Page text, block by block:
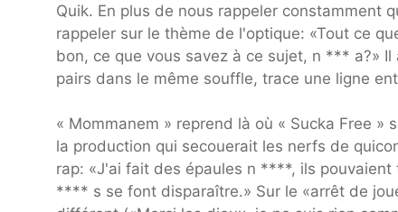
Quik. En plus de nous rappeler constamment
rappeler sur le thème de l'optique: «Tout ce
bon, ce que vous savez à ce sujet, n *** a?»
pairs dans le même souffle, trace une ligne
« Mommanem » reprend là où « Sucka Free
la production qui secouerait les nerfs de
rap: «J'ai fait des épaules n ****, ils
**** s se font disparaître.» Sur le «arrêt de